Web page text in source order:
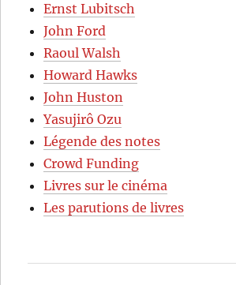
Ernst Lubitsch
John Ford
Raoul Walsh
Howard Hawks
John Huston
Yasujirô Ozu
Légende des notes
Crowd Funding
Livres sur le cinéma
Les parutions de livres